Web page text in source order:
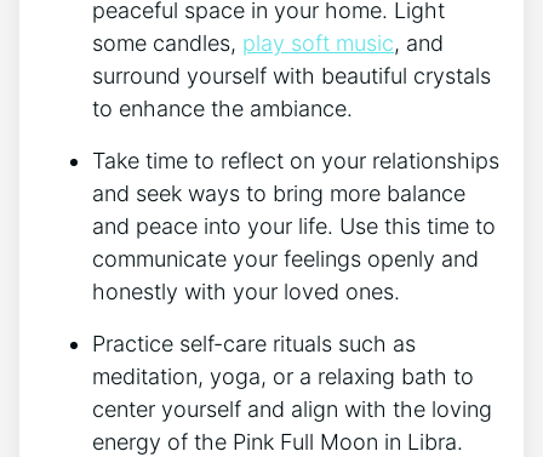
peaceful space ⁢in your home.⁤ Light
some candles, play soft music,⁢ and
surround yourself ⁢with beautiful crystals
⁤to enhance⁣ the ambiance.
Take⁢ time​ to reflect ‌on ⁤your relationships
and seek ways to bring ⁢more ‍balance ​
and⁢ peace into your life. ⁣Use this time to
communicate your feelings openly and
honestly with⁢ your⁢ loved ones.
Practice self-care rituals such as
meditation, yoga, or a relaxing ​bath to
center yourself and align⁤ with the loving
energy of⁤ the Pink Full‌ Moon in⁢ Libra.